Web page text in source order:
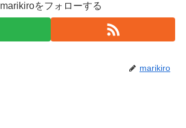
marikiroをフォローする
marikiro